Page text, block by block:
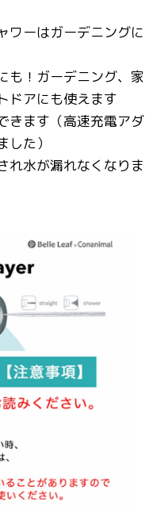
ワーはガーデニングに
も！ガーデニング、家
ドアにも使えます
きます（高速充電アダ
た）
れ水が漏れなくなりま